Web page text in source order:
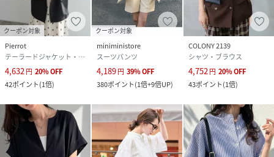
クーポン対象
Pierrot
テーラードジャケット・ブレザー
4,632円 20%OFF
42ポイント(1倍)
クーポン対象
miniministore
スーツパンツ
4,189円 39%OFF
380ポイント(1倍+9倍UP)
COLONY 2139
シャツ・ブラウス
4,752円 20%OFF
43ポイント(1倍)